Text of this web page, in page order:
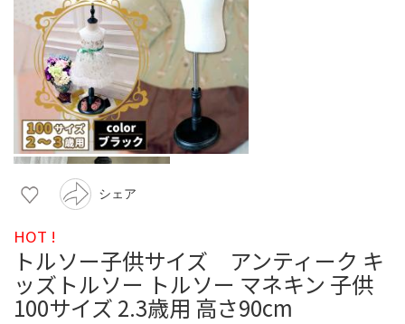
シェア
HOT !
トルソー子供サイズ アンティーク キ
ッズトルソー トルソー マネキン 子供
100サイズ 2.3歳用 高さ90cm